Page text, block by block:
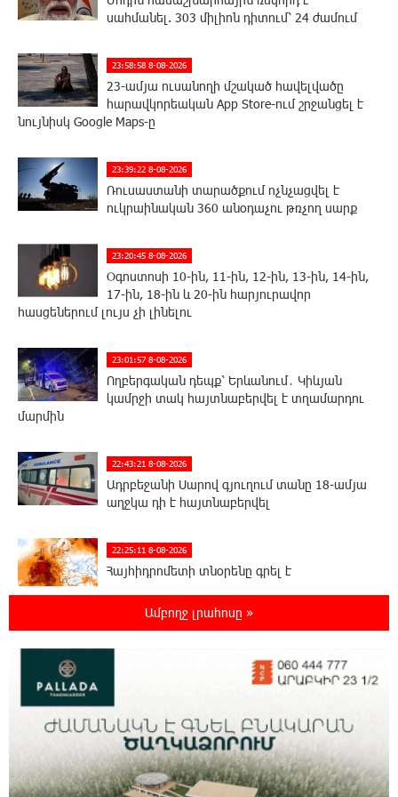
սահմանել. 303 միլիոն դիտում՝ 24 ժամում
23:58:58 8-08-2026
23-ամյա ուսանողի մշակած հավելվածը
հարավկորեական App Store-ում շրջանցել է
նույնիսկ Google Maps-ը
23:39:22 8-08-2026
Ռուսաստանի տարածքում ոչնչացվել է
ուկրաինական 360 անօդաչու թռչող սարք
23:20:45 8-08-2026
Օգոստոսի 10-ին, 11-ին, 12-ին, 13-ին, 14-ին,
17-ին, 18-ին և 20-ին հարյուրավոր
հասցեներում լույս չի լինելու
23:01:57 8-08-2026
Ողբերգական դեպք՝ Երևանում․ Կիևյան
կամրջի տակ հայտնաբերվել է տղամարդու
մարմին
22:43:21 8-08-2026
Ադրբեջանի Սարով գյուղում տանը 18-ամյա
աղջկա դի է հայտնաբերվել
22:25:11 8-08-2026
Հայհիդրոմետի տնօրենը գրել է
22:07:09 8-08-2026
Արտակարգ դեպք՝ Երևանում․ կոտրել են
«Հույս բոլոր մարդկանց» հիմնադրամի
շենքի պատուհաններն ու դռները
21:48:41 8-08-2026
Ալիևն ու Թրամփը հեռախոսազրույց են
ունեցել
Ամբողջ լրահոսը »